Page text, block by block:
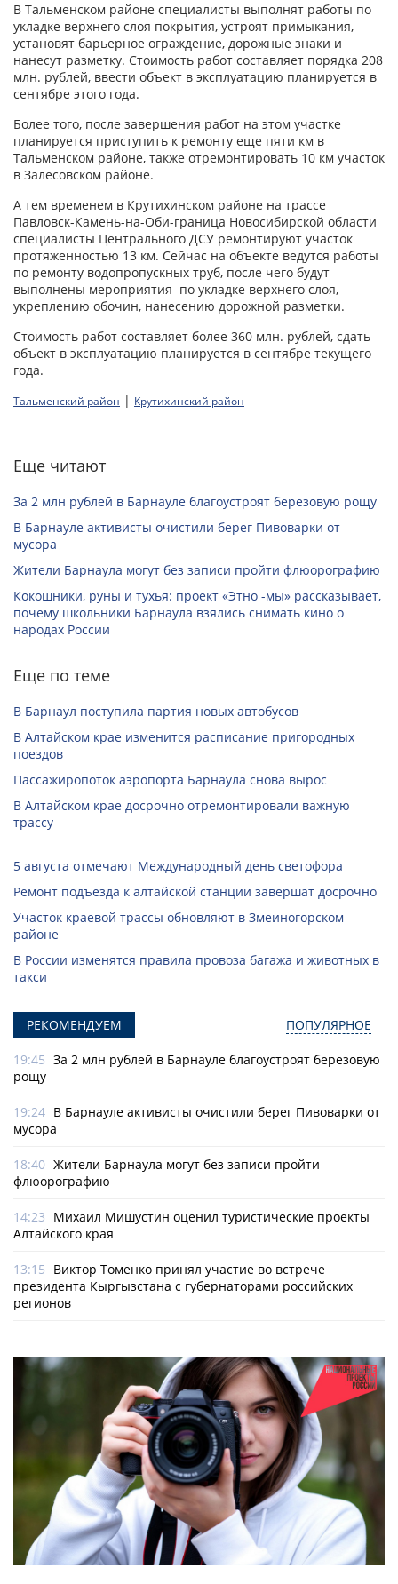
В Тальменском районе специалисты выполнят работы по
укладке верхнего слоя покрытия, устроят примыкания,
установят барьерное ограждение, дорожные знаки и
нанесут разметку. Стоимость работ составляет порядка 208
млн. рублей, ввести объект в эксплуатацию планируется в
сентябре этого года.
Более того, после завершения работ на этом участке
планируется приступить к ремонту еще пяти км в
Тальменском районе, также отремонтировать 10 км участок
в Залесовском районе.
А тем временем в Крутихинском районе на трассе
Павловск-Камень-на-Оби-граница Новосибирской области
специалисты Центрального ДСУ ремонтируют участок
протяженностью 13 км. Сейчас на объекте ведутся работы
по ремонту водопропускных труб, после чего будут
выполнены мероприятия по укладке верхнего слоя,
укреплению обочин, нанесению дорожной разметки.
Стоимость работ составляет более 360 млн. рублей, сдать
объект в эксплуатацию планируется в сентябре текущего
года.
Тальменский район | Крутихинский район
Еще читают
За 2 млн рублей в Барнауле благоустроят березовую рощу
В Барнауле активисты очистили берег Пивоварки от
мусора
Жители Барнаула могут без записи пройти флюорографию
Кокошники, руны и тухья: проект «Этно -мы» рассказывает,
почему школьники Барнаула взялись снимать кино о
народах России
Еще по теме
В Барнаул поступила партия новых автобусов
В Алтайском крае изменится расписание пригородных
поездов
Пассажиропоток аэропорта Барнаула снова вырос
В Алтайском крае досрочно отремонтировали важную
трассу
5 августа отмечают Международный день светофора
Ремонт подъезда к алтайской станции завершат досрочно
Участок краевой трассы обновляют в Змеиногорском
районе
В России изменятся правила провоза багажа и животных в
такси
РЕКОМЕНДУЕМ ПОПУЛЯРНОЕ
19:45 За 2 млн рублей в Барнауле благоустроят березовую
рощу
19:24 В Барнауле активисты очистили берег Пивоварки от
мусора
18:40 Жители Барнаула могут без записи пройти
флюорографию
14:23 Михаил Мишустин оценил туристические проекты
Алтайского края
13:15 Виктор Томенко принял участие во встрече
президента Кыргызстана с губернаторами российских
регионов